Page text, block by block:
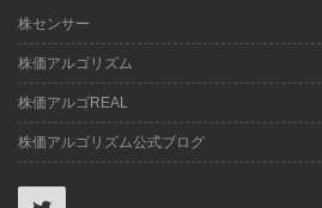
株センサー
株価アルゴリズム
株価アルゴREAL
株価アルゴリズム公式ブログ